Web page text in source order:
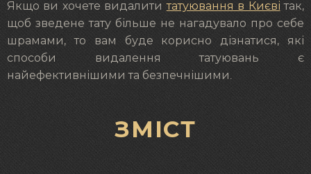
Якщо ви хочете видалититатуювання в Києві так,
щоб зведене тату більше не нагадувало про себе
шрамами, то вам буде корисно дізнатися, які
способи видалення татуювань є
найефективнішими та безпечнішими.
ЗМІСТ